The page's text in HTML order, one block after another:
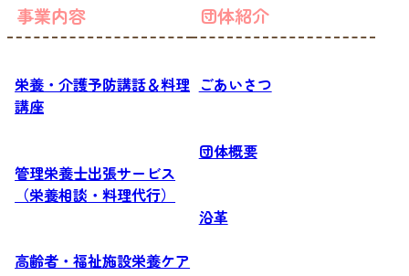
事業内容
栄養・介護予防講話＆料理
講座
管理栄養士出張サービス
（栄養相談・料理代行）
高齢者・福祉施設栄養ケア
団体紹介
ごあいさつ
団体概要
沿革